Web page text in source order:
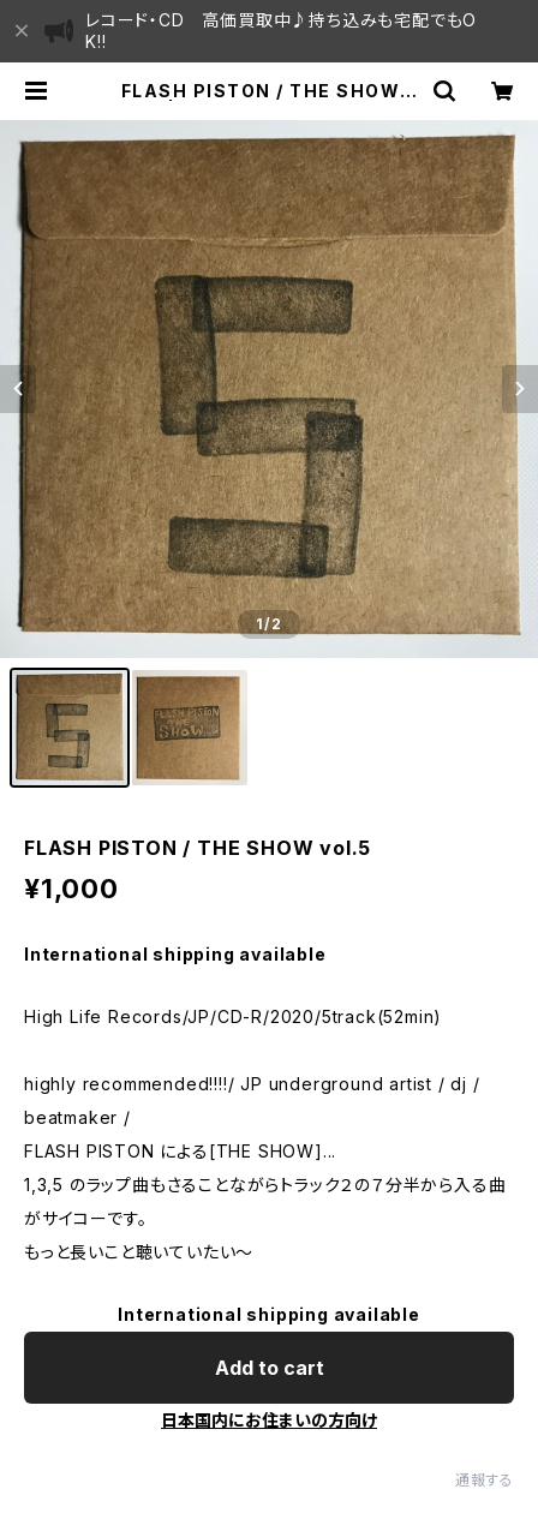
レコード・CD 高価買取中♪持ち込みも宅配でもO
K!!
FLASH PISTON / THE SHOW v
ード屋
1/2
FLASH PISTON / THE SHOW vol.5
¥1,000
International shipping available
High Life Records/JP/CD-R/2020/5track(52min)
highly recommended!!!!/ JP underground artist / dj /
beatmaker /
FLASH PISTON による[THE SHOW]...
1,3,5 のラップ曲もさることながらトラック２の７分半から入る曲
がサイコーです。
もっと長いこと聴いていたい〜
International shipping available
Add to cart
日本国内にお住まいの方向け
通報する